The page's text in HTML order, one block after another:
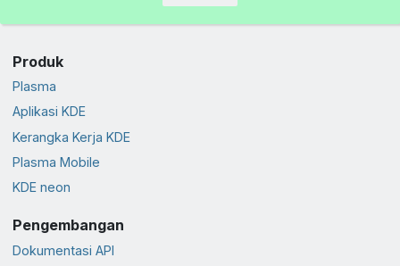
Produk
Plasma
Aplikasi KDE
Kerangka Kerja KDE
Plasma Mobile
KDE neon
Pengembangan
Dokumentasi API